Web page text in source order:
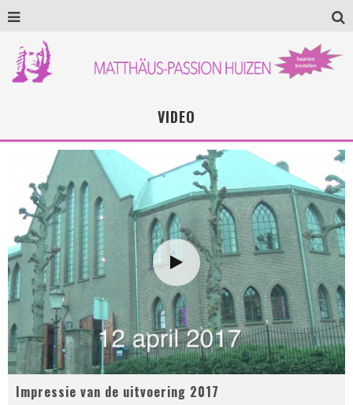
VIDEO
Impressie van de uitvoering 2017